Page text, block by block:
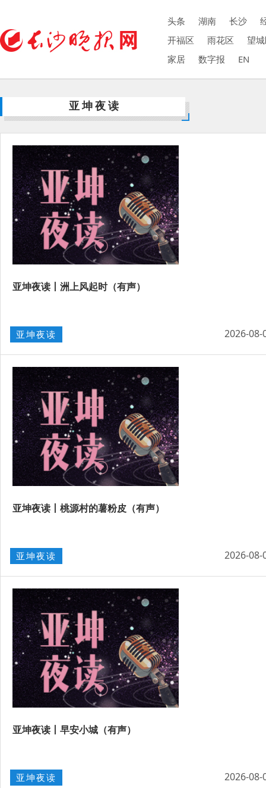
头条 湖南 长沙
开福区
雨花区
望
家居
数字报 EN
亚坤夜读
亚坤夜读丨洲上风起时（有声）
亚坤夜读 2026-08-
亚坤夜读丨桃源村的薯粉皮（有声）
亚坤夜读 2026-08-
亚坤夜读丨早安小城（有声）
亚坤夜读 2026-08-